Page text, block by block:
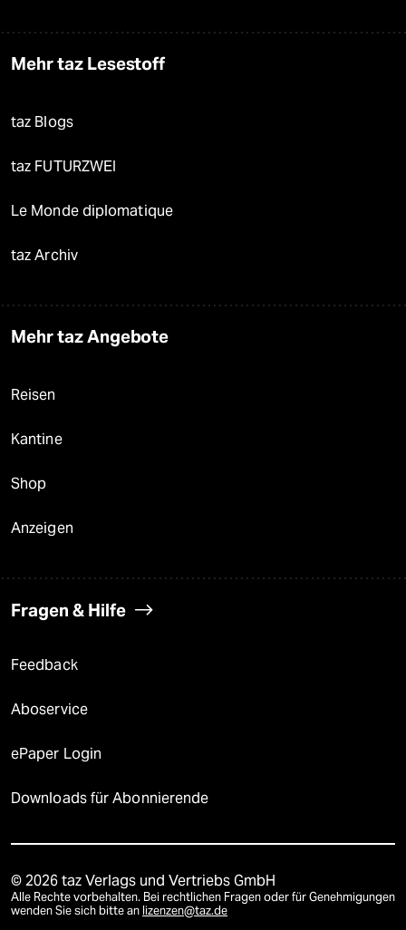
Mehr taz Lesestoff
taz Blogs
taz FUTURZWEI
Le Monde diplomatique
taz Archiv
Mehr taz Angebote
Reisen
Kantine
Shop
Anzeigen
Fragen & Hilfe
Feedback
Aboservice
ePaper Login
Downloads für Abonnierende
© 2026 taz Verlags und Vertriebs GmbH
Alle Rechte vorbehalten. Bei rechtlichen Fragen oder für Genehmigungen
wenden Sie sich bitte an lizenzen@taz.de